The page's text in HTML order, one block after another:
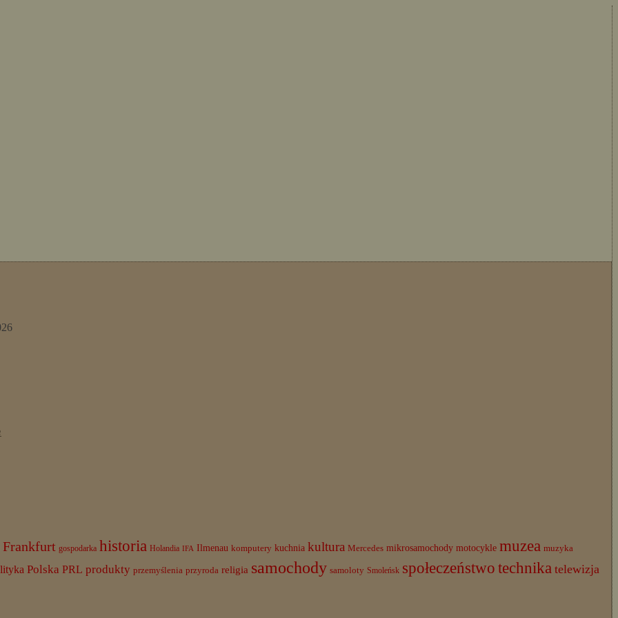
Frankfurt gospodarka historia Holandia IFA Ilmenau komputery kuchnia kultura Mercedes mikrosamochody motocykle muzea muzyka
Polska PRL produkty przemyślenia przyroda religia samochody samoloty Smoleńsk społeczeństwo technika telewizja